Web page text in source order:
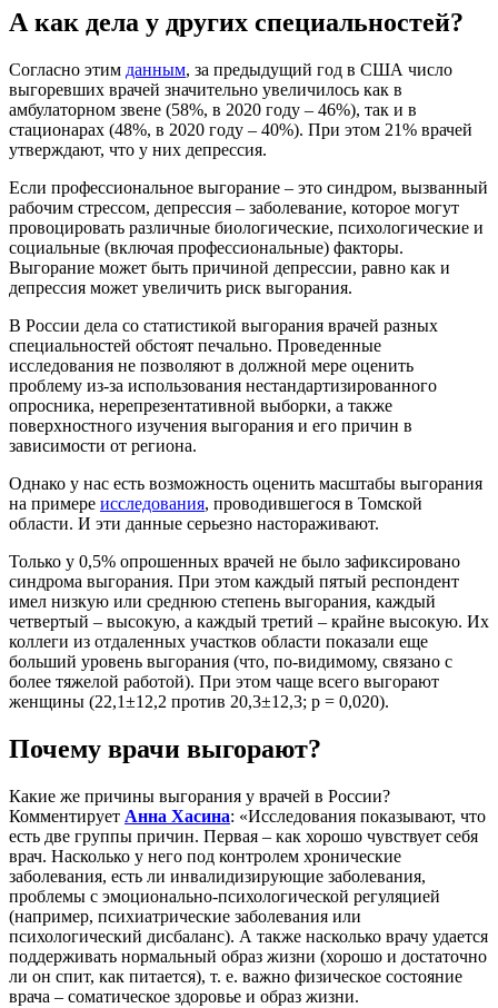
А как дела у других специальностей?
Согласно этим данным, за предыдущий год в США число
выгоревших врачей значительно увеличилось как в
амбулаторном звене (58%, в 2020 году – 46%), так и в
стационарах (48%, в 2020 году – 40%). При этом 21% врачей
утверждают, что у них депрессия.
Если профессиональное выгорание – это синдром, вызванный
рабочим стрессом, депрессия – заболевание, которое могут
провоцировать различные биологические, психологические и
социальные (включая профессиональные) факторы.
Выгорание может быть причиной депрессии, равно как и
депрессия может увеличить риск выгорания.
В России дела со статистикой выгорания врачей разных
специальностей обстоят печально. Проведенные
исследования не позволяют в должной мере оценить
проблему из-за использования нестандартизированного
опросника, нерепрезентативной выборки, а также
поверхностного изучения выгорания и его причин в
зависимости от региона.
Однако у нас есть возможность оценить масштабы выгорания
на примере исследования, проводившегося в Томской
области. И эти данные серьезно настораживают.
Только у 0,5% опрошенных врачей не было зафиксировано
синдрома выгорания. При этом каждый пятый респондент
имел низкую или среднюю степень выгорания, каждый
четвертый – высокую, а каждый третий – крайне высокую. Их
коллеги из отдаленных участков области показали еще
больший уровень выгорания (что, по-видимому, связано с
более тяжелой работой). При этом чаще всего выгорают
женщины (22,1±12,2 против 20,3±12,3; p = 0,020).
Почему врачи выгорают?
Какие же причины выгорания у врачей в России?
Комментирует Анна Хасина: «Исследования показывают, что
есть две группы причин. Первая – как хорошо чувствует себя
врач. Насколько у него под контролем хронические
заболевания, есть ли инвалидизирующие заболевания,
проблемы с эмоционально-психологической регуляцией
(например, психиатрические заболевания или
психологический дисбаланс). А также насколько врачу удается
поддерживать нормальный образ жизни (хорошо и достаточно
ли он спит, как питается), т. е. важно физическое состояние
врача – соматическое здоровье и образ жизни.